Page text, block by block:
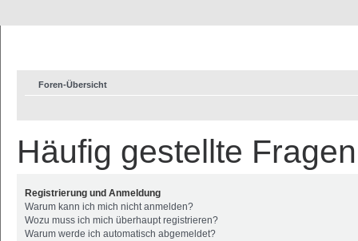
Foren-Übersicht
Häufig gestellte Fragen
Registrierung und Anmeldung
Warum kann ich mich nicht anmelden?
Wozu muss ich mich überhaupt registrieren?
Warum werde ich automatisch abgemeldet?